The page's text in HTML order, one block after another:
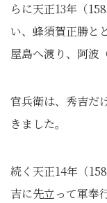
らに天正13年（
い、蜂須賀正勝と
屋島へ渡り、阿波
官兵衛は、秀吉だ
きました。
続く天正14年（
吉に先立って軍奉